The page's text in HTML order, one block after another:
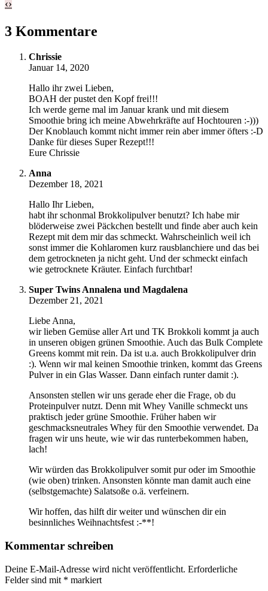
‹›
3 Kommentare
Chrissie
Januar 14, 2020
Hallo ihr zwei Lieben,
BOAH der pustet den Kopf frei!!!
Ich werde gerne mal im Januar krank und mit diesem
Smoothie bring ich meine Abwehrkräfte auf Hochtouren :-)))
Der Knoblauch kommt nicht immer rein aber immer öfters :-D
Danke für dieses Super Rezept!!!
Eure Chrissie
Anna
Dezember 18, 2021
Hallo Ihr Lieben,
habt ihr schonmal Brokkolipulver benutzt? Ich habe mir
blöderweise zwei Päckchen bestellt und finde aber auch kein
Rezept mit dem mir das schmeckt. Wahrscheinlich weil ich
sonst immer die Kohlaromen kurz rausblanchiere und das bei
dem getrockneten ja nicht geht. Und der schmeckt einfach
wie getrocknete Kräuter. Einfach furchtbar!
Super Twins Annalena und Magdalena
Dezember 21, 2021
Liebe Anna,
wir lieben Gemüse aller Art und TK Brokkoli kommt ja auch
in unseren obigen grünen Smoothie. Auch das Bulk Complete
Greens kommt mit rein. Da ist u.a. auch Brokkolipulver drin
:). Wenn wir mal keinen Smoothie trinken, kommt das Greens
Pulver in ein Glas Wasser. Dann einfach runter damit :).
Ansonsten stellen wir uns gerade eher die Frage, ob du
Proteinpulver nutzt. Denn mit Whey Vanille schmeckt uns
praktisch jeder grüne Smoothie. Früher haben wir
geschmacksneutrales Whey für den Smoothie verwendet. Da
fragen wir uns heute, wie wir das runterbekommen haben,
lach!
Wir würden das Brokkolipulver somit pur oder im Smoothie
(wie oben) trinken. Ansonsten könnte man damit auch eine
(selbstgemachte) Salatsoße o.ä. verfeinern.
Wir hoffen, das hilft dir weiter und wünschen dir ein
besinnliches Weihnachtsfest :-**!
Kommentar schreiben
Deine E-Mail-Adresse wird nicht veröffentlicht. Erforderliche
Felder sind mit * markiert